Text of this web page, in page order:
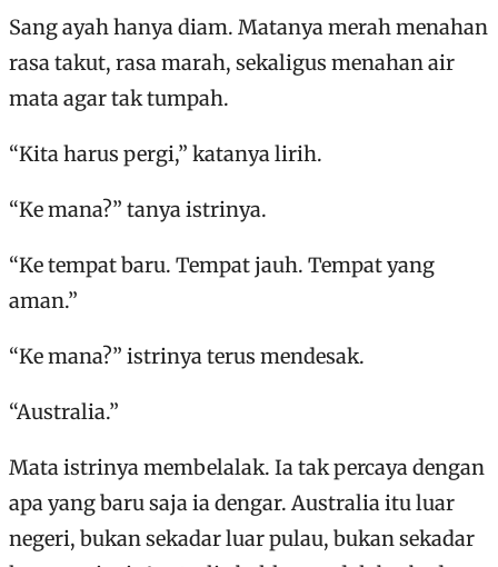
Sang ayah hanya diam. Matanya merah menahan
rasa takut, rasa marah, sekaligus menahan air
mata agar tak tumpah.
“Kita harus pergi,” katanya lirih.
“Ke mana?” tanya istrinya.
“Ke tempat baru. Tempat jauh. Tempat yang
aman.”
“Ke mana?” istrinya terus mendesak.
“Australia.”
Mata istrinya membelalak. Ia tak percaya dengan
apa yang baru saja ia dengar. Australia itu luar
negeri, bukan sekadar luar pulau, bukan sekadar